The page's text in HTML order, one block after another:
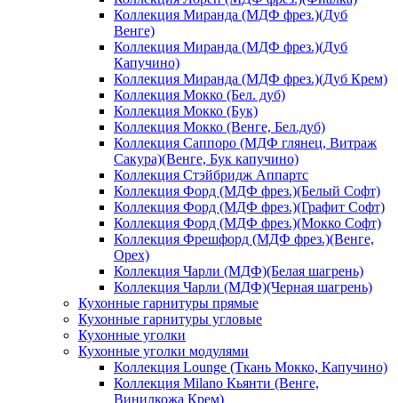
Коллекция Миранда (МДФ фрез.)(Дуб
Венге)
Коллекция Миранда (МДФ фрез.)(Дуб
Капучино)
Коллекция Миранда (МДФ фрез.)(Дуб Крем)
Коллекция Мокко (Бел. дуб)
Коллекция Мокко (Бук)
Коллекция Мокко (Венге, Бел.дуб)
Коллекция Саппоро (МДФ глянец, Витраж
Сакура)(Венге, Бук капучино)
Коллекция Стэйбридж Аппартс
Коллекция Форд (МДФ фрез.)(Белый Софт)
Коллекция Форд (МДФ фрез.)(Графит Софт)
Коллекция Форд (МДФ фрез.)(Мокко Софт)
Коллекция Фрешфорд (МДФ фрез.)(Венге,
Орех)
Коллекция Чарли (МДФ)(Белая шагрень)
Коллекция Чарли (МДФ)(Черная шагрень)
Кухонные гарнитуры прямые
Кухонные гарнитуры угловые
Кухонные уголки
Кухонные уголки модулями
Коллекция Lounge (Ткань Мокко, Капучино)
Коллекция Milano Кьянти (Венге,
Винилкожа Крем)